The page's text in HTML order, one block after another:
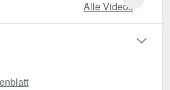
Alle Videos